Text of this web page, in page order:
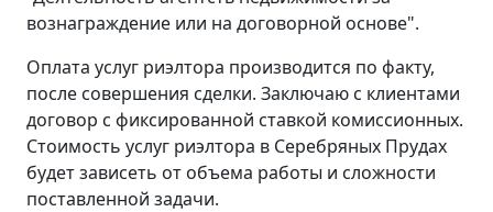
вознаграждение или на договорной основе".
Оплата услуг риэлтора производится по факту,
после совершения сделки. Заключаю с клиентами
договор с фиксированной ставкой комиссионных.
Стоимость услуг риэлтора в Серебряных Прудах
будет зависеть от объема работы и сложности
поставленной задачи.